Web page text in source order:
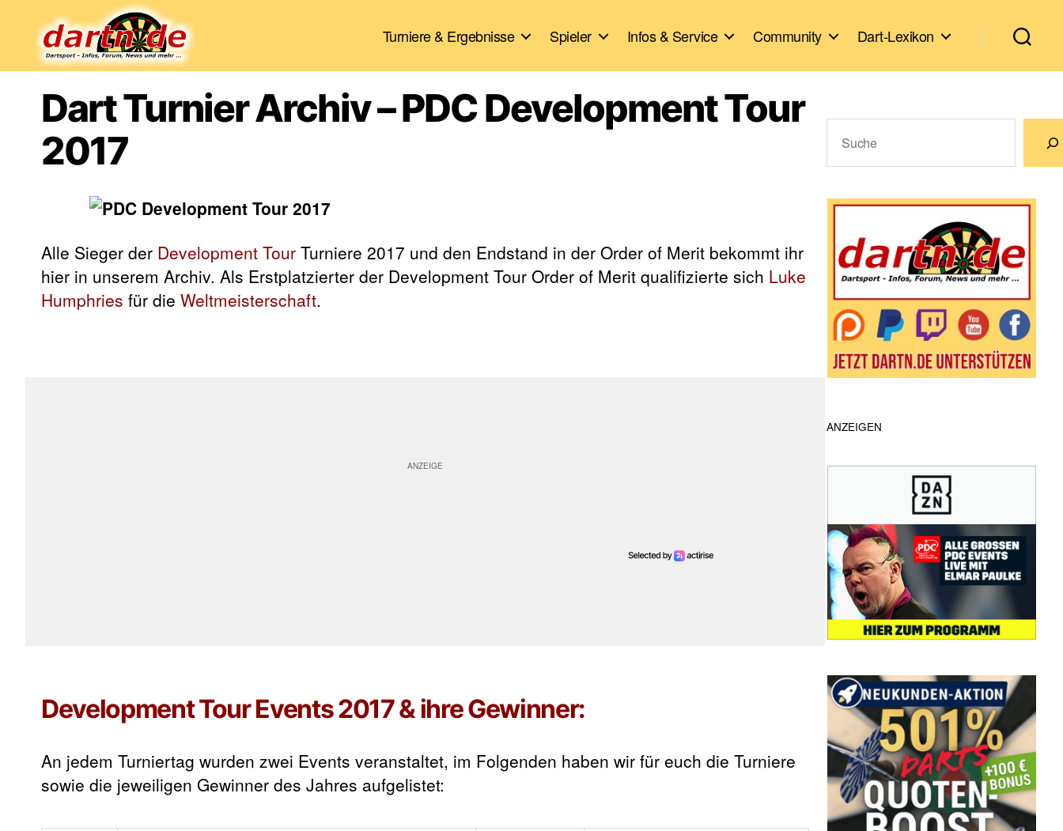
Turniere & Ergebnisse Spieler Infos & Service Community Dart-Lexikon
Dart Turnier Archiv – PDC Development Tour
2017
Alle Sieger der Development Tour Turniere 2017 und den Endstand in der Order of Merit bekommt ihr
hier in unserem Archiv. Als Erstplatzierter der Development Tour Order of Merit qualifizierte sich Luke
Humphries für die Weltmeisterschaft.
Development Tour Events 2017 & ihre Gewinner:
An jedem Turniertag wurden zwei Events veranstaltet, im Folgenden haben wir für euch die Turniere
sowie die jeweiligen Gewinner des Jahres aufgelistet:
ANZEIGEN